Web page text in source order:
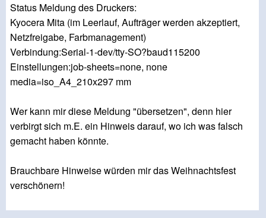
Status Meldung des Druckers:
Kyocera Mita (im Leerlauf, Aufträger werden akzeptiert,
Netzfreigabe, Farbmanagement)
Verbindung:Serial-1-dev/tty-SO?baud115200
Einstellungen:job-sheets=none, none
media=iso_A4_210x297 mm
Wer kann mir diese Meldung "übersetzen", denn hier
verbirgt sich m.E. ein Hinweis darauf, wo ich was falsch
gemacht haben könnte.
Brauchbare Hinweise würden mir das Weihnachtsfest
verschönern!